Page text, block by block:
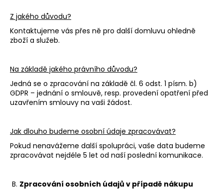
Z jakého důvodu?
Kontaktujeme vás přes ně pro další domluvu ohledně
zboží a služeb.
Na základě jakého právního důvodu?
Jedná se o zpracování na základě čl. 6 odst. 1 písm. b)
GDPR – jednání o smlouvě, resp. provedení opatření před
uzavřením smlouvy na vaši žádost.
Jak dlouho budeme osobní údaje zpracovávat?
Pokud nenavážeme další spolupráci, vaše data budeme
zpracovávat nejdéle 5 let od naší poslední komunikace.
B. Zpracování osobních údajů v případě nákupu